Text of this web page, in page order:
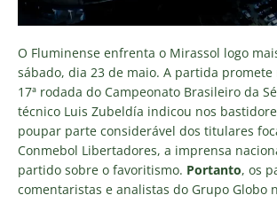
O Fluminense enfrenta o Mirassol logo
sábado, dia 23 de maio. A partida
17ª rodada do Campeonato Brasileiro da
técnico Luis Zubeldía indicou nos
poupar parte considerável dos titulares
Conmebol Libertadores, a imprensa
partido sobre o favoritismo. Portanto, os
comentaristas e analistas do Grupo Globo